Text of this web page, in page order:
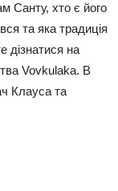
Санту, хто є його
та яка традиція
дізнатися на
Vovkulaka. В
Клауса та